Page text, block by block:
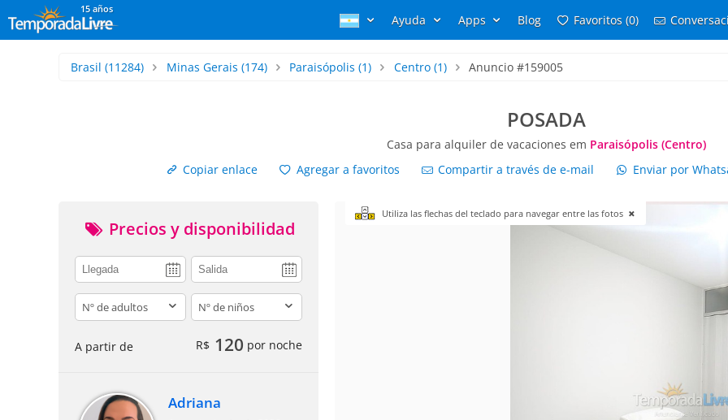
15 años
Ayuda Apps Blog Favoritos (0)
Brasil (11284) Minas Gerais (174) Paraisópolis (1) Centro(1) Anuncio #159005
POSADA
Casa para alquiler de vacaciones em Paraisópolis (Centro)
Copiar enlace
Agregar a favoritos Compartir a través de e-mail Enviar por
Precios y disponibilidad
adults children
A partir de R$ 120 por noche
Adriana
Utiliza las flechas del teclado para navegar entre las fotos